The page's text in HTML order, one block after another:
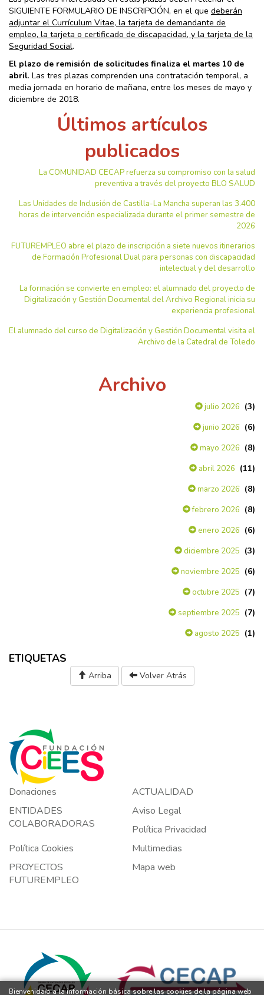
SIGUIENTE FORMULARIO DE INSCRIPCIÓN, en el que deberán
adjuntar el Currículum Vitae, la tarjeta de demandante de
empleo, la tarjeta o certificado de discapacidad, y la tarjeta de la
Seguridad Social.
El plazo de remisión de solicitudes finaliza el martes 10 de
abril. Las tres plazas comprenden una contratación temporal, a
media jornada en horario de mañana, entre los meses de mayo y
diciembre de 2018.
Últimos artículos
publicados
La COMUNIDAD CECAP refuerza su compromiso con la salud
preventiva a través del proyecto BLO SALUD
Las Unidades de Inclusión de Castilla-La Mancha superan las 3.400
horas de intervención especializada durante el primer semestre de
2026
FUTUREMPLEO abre el plazo de inscripción a siete nuevos itinerarios
de Formación Profesional Dual para personas con discapacidad
intelectual y del desarrollo
La formación se convierte en empleo: el alumnado del proyecto de
Digitalización y Gestión Documental del Archivo Regional inicia su
experiencia profesional
El alumnado del curso de Digitalización y Gestión Documental visita el
Archivo de la Catedral de Toledo
Archivo
julio 2026 (3)
junio 2026 (6)
mayo 2026 (8)
abril 2026 (11)
marzo 2026 (8)
febrero 2026 (8)
enero 2026 (6)
diciembre 2025 (3)
noviembre 2025 (6)
octubre 2025 (7)
septiembre 2025 (7)
agosto 2025 (1)
ETIQUETAS
Arriba Volver Atrás
Donaciones
ACTUALIDAD
ENTIDADES
COLABORADORAS
Aviso Legal
Política Privacidad
Política Cookies
Multimedias
PROYECTOS
FUTUREMPLEO
Mapa web
Bienvenida/o a la información básica sobre las cookies de la página web